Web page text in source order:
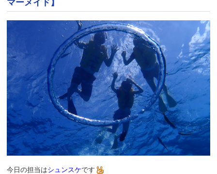
マーメイド】
今日の担当はシュンスケです